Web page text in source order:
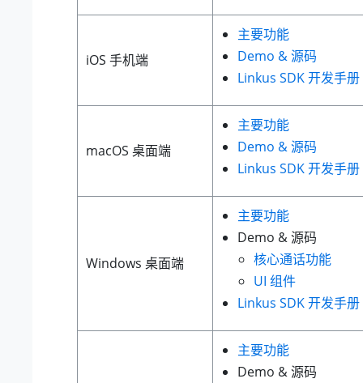
iOS 手机端
主要功能
Demo & 源码
Linkus SDK 开发手册
macOS 桌面端
主要功能
Demo & 源码
Linkus SDK 开发手册
Windows 桌面端
主要功能
Demo & 源码
核心通话功能
UI 组件
Linkus SDK 开发手册
主要功能
Demo & 源码